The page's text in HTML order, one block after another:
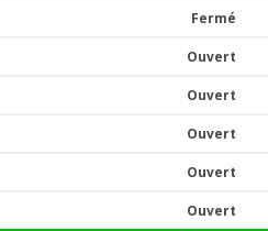
Fermé
Ouvert
Ouvert
Ouvert
Ouvert
Ouvert